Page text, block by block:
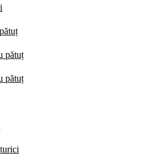
pătuț
pătuț